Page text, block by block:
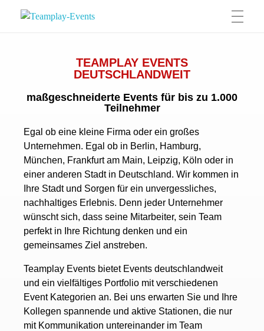
TEAMPLAY EVENTS
DEUTSCHLANDWEIT
maßgeschneiderte Events für bis zu 1.000
Teilnehmer
Egal ob eine kleine Firma oder ein großes
Unternehmen. Egal ob in Berlin, Hamburg,
München, Frankfurt am Main, Leipzig, Köln oder in
einer anderen Stadt in Deutschland. Wir kommen in
Ihre Stadt und Sorgen für ein unvergessliches,
nachhaltiges Erlebnis. Denn jeder Unternehmer
wünscht sich, dass seine Mitarbeiter, sein Team
perfekt in Ihre Richtung denken und ein
gemeinsames Ziel anstreben.
Teamplay Events bietet Events deutschlandweit
und ein vielfältiges Portfolio mit verschiedenen
Event Kategorien an. Bei uns erwarten Sie und Ihre
Kollegen spannende und aktive Stationen, die nur
mit Kommunikation untereinander im Team